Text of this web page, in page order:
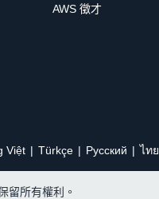
AWS 徵才
Việt Türkçe Ρусский ไทย
留所有權利。